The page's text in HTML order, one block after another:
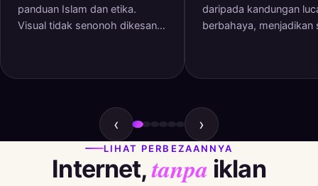
panduan Islam dan etika.
Visual tidak senonoh dikesan
daripada kandungan
berbahaya, menjadikan
‹ ›
LIHAT PERBEZAANNYA
Internet,tanpa iklan